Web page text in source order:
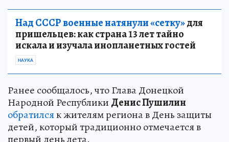
Над СССР военные натянули «сетку»для
пришельцев: как страна 13 лет тайно
искала и изучала инопланетных гостей
НАУКА
Ранее сообщалось, что Глава Донецкой
Народной Республики Денис Пушилин
обратилсяк жителям региона в День защиты
детей, который традиционно отмечается в
первый день лета.